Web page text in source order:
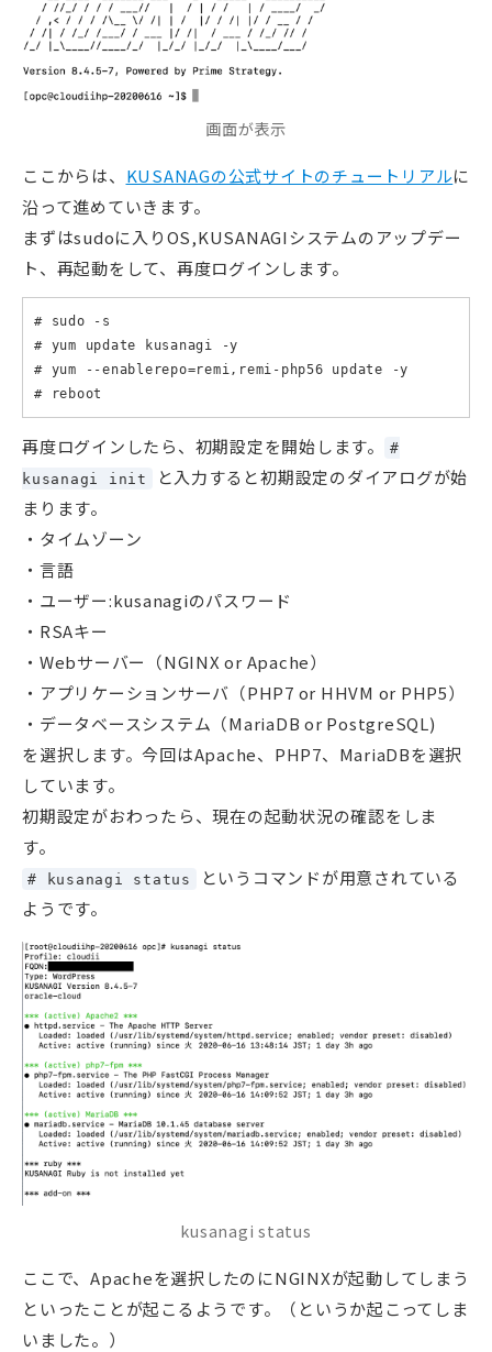
画面が表示
ここからは、 KUSANAGの公式サイトのチュートリアルに
沿って進めていきます。
まずはsudoに入りOS,KUSANAGIシステムのアップデー
ト、再起動をして、再度ログインします。
# sudo -s
# yum update kusanagi -y
# yum --enablerepo=remi,remi-php56 update -y
# reboot
再度ログインしたら、初期設定を開始します。
#
kusanagi init
と入力すると初期設定のダイアログが始
まります。
タイムゾーン
言語
ユーザー:kusanagiのパスワード
RSAキー
Webサーバー（NGINX or Apache）
アプリケーションサーバ（PHP7 or HHVM or PHP5）
データベースシステム（MariaDB or PostgreSQL)
を選択します。今回はApache、PHP7、MariaDBを選択
しています。
初期設定がおわったら、現在の起動状況の確認をしま
す。
# kusanagi status
というコマンドが用意されている
ようです。
kusanagi status
ここで、Apacheを選択したのにNGINXが起動してしまう
といったことが起こるようです。（というか起こってしま
いました。）